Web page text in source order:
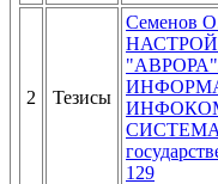
2 Тезисы
Семенов
129